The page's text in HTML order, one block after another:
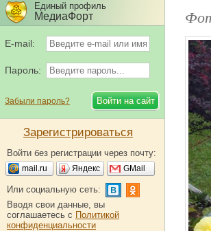
Единый профиль
МедиаФорт
E-mail:
Пароль:
Забыли пароль?
Зарегистрироваться
Войти без регистрации через почту:
mail.ru Яндекс GMail
Или социальную сеть:
Вводя свои данные, вы
соглашаетесь с Политикой
конфиденциальности